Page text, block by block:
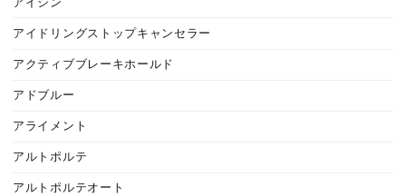
アイシン
アイドリングストップキャンセラー
アクティブブレーキホールド
アドブルー
アライメント
アルトポルテ
アルトポルテオート